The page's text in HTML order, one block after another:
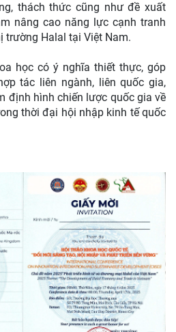
thách thức cũng như đề xuất
nâng cao năng lực cạnh tranh
trường Halal tại Việt Nam.
học có ý nghĩa thiết thực, góp
tác liên ngành, liên quốc gia,
định hình chiến lược quốc gia về
thời đại hội nhập kinh tế quốc